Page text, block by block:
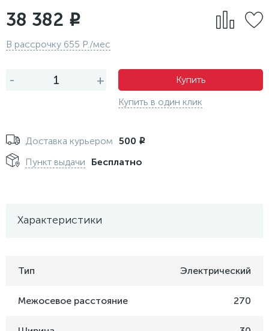
38 382 i
В рассрочку 655 Р./мес
- +
Купить
Купить в один клик
Доставка курьером 500 i
Пункт выдачи Бесплатно
Характеристики
Тип Электрический
Межосевое расстояние 270